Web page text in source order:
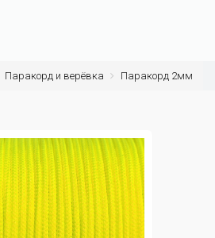
Паракорд и верёвка Паракорд 2мм